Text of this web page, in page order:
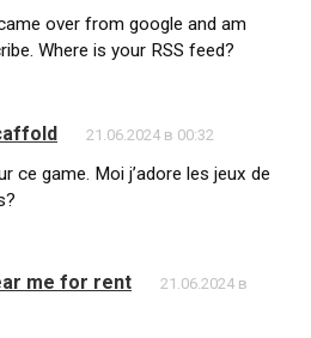
over from google and am
Where is your RSS feed?
21.06.2024 в 00:32
ce game. Moi j’adore les jeux de
me for rent
21.06.2024 в